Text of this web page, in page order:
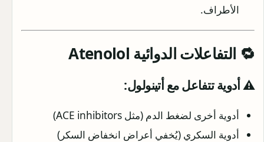
الأطراف.
🔁 التفاعلات الدوائية Atenolol
⚠️ أدوية تتفاعل مع أتينولول:
أدوية أخرى لضغط الدم (مثل ACE inhibitors)
أدوية السكري (يُخفي أعراض انخفاض السكر)